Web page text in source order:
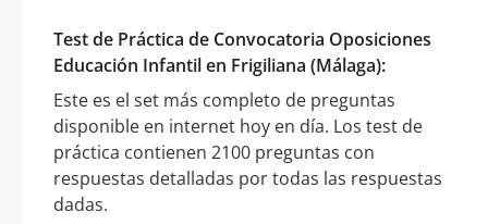
Test de Práctica de Convocatoria Oposiciones
Educación Infantil en Frigiliana (Málaga):
Este es el set más completo de preguntas
disponible en internet hoy en día. Los test de
práctica contienen 2100 preguntas con
respuestas detalladas por todas las respuestas
dadas.